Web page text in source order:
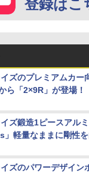
登録はこ
イズのプレミアムカー
ら「2×9R」が登場！
イズ鍛造1ピースアル
」軽量なままに剛性
イズのパワーデザイン